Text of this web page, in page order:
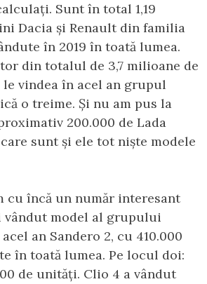
Sunt în total 1,19
Dacia și Renault din familia
în 2019 în toată lumea.
din totalul de 3,7 milioane de
vindea în acel an grupul
o treime. Și nu am pus la
200.000 de Lada
sunt și ele tot niște modele
cu încă un număr interesant
vândut model al grupului
an Sandero 2, cu 410.000
în toată lumea. Pe locul doi:
de unități. Clio 4 a vândut